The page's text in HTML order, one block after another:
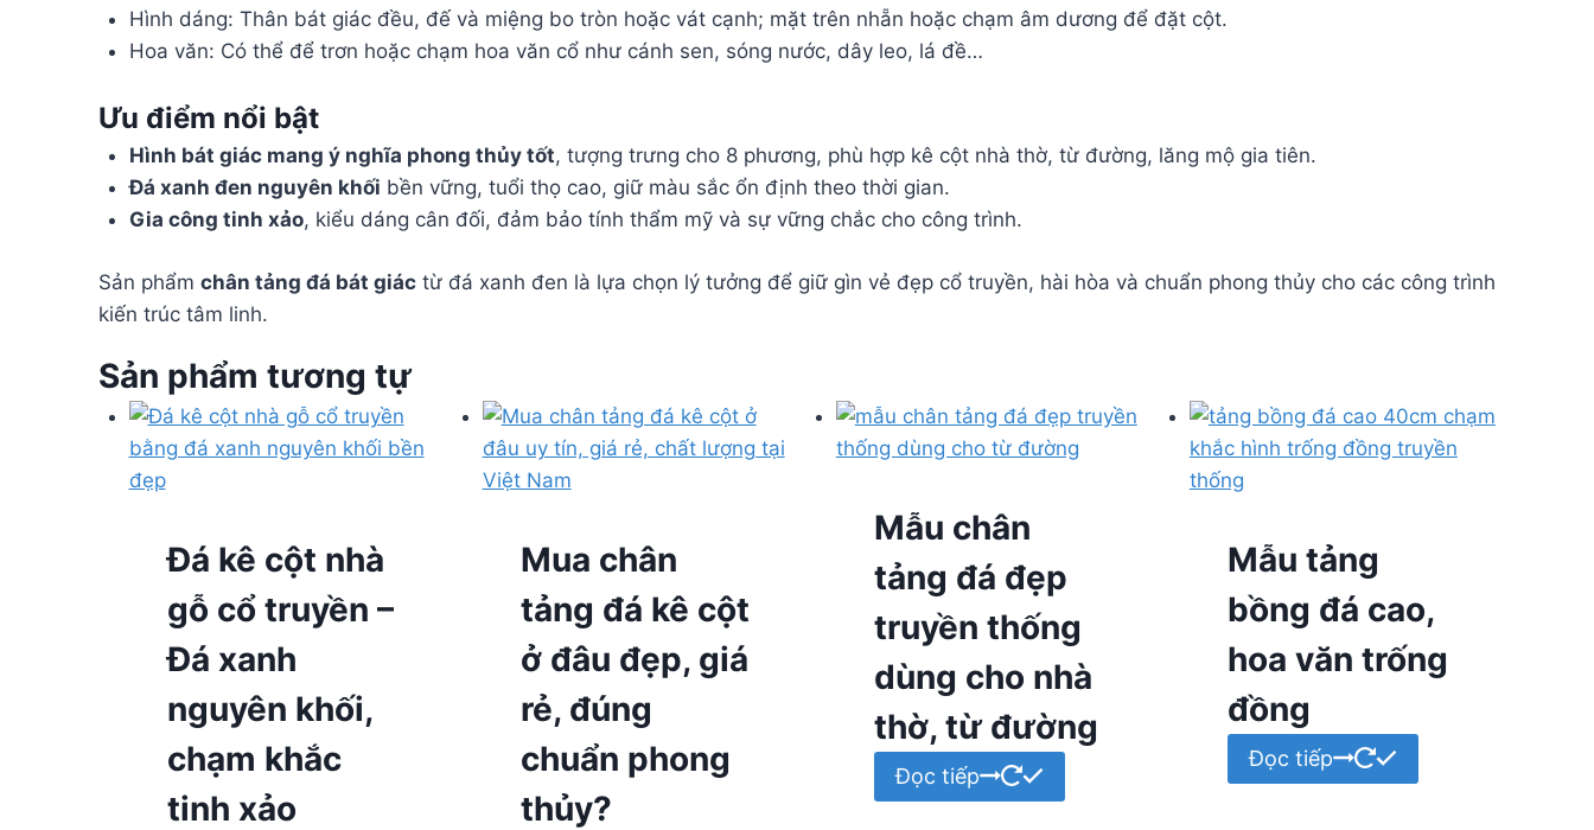
Hình dáng: Thân bát giác đều, đế và miệng bo tròn hoặc vát cạnh; mặt trên nhẵn hoặc chạm âm dương để đặt cột.
Hoa văn: Có thể để trơn hoặc chạm hoa văn cổ như cánh sen, sóng nước, dây leo, lá đề…
Ưu điểm nổi bật
Hình bát giác mang ý nghĩa phong thủy tốt, tượng trưng cho 8 phương, phù hợp kê cột nhà thờ, từ đường, lăng mộ gia tiên.
Đá xanh đen nguyên khối bền vững, tuổi thọ cao, giữ màu sắc ổn định theo thời gian.
Gia công tinh xảo, kiểu dáng cân đối, đảm bảo tính thẩm mỹ và sự vững chắc cho công trình.
Sản phẩm chân tảng đá bát giác từ đá xanh đen là lựa chọn lý tưởng để giữ gìn vẻ đẹp cổ truyền, hài hòa và chuẩn phong thủy cho các công trình
kiến trúc tâm linh.
Sản phẩm tương tự
Đá kê cột nhà
gỗ cổ truyền –
Đá xanh
nguyên khối,
chạm khắc
tinh xảo
Mua chân
tảng đá kê cột
ở đâu đẹp, giá
rẻ, đúng
chuẩn phong
thủy?
Mẫu chân
tảng đá đẹp
truyền thống
dùng cho nhà
thờ, từ đường
Đọc tiếp
Mẫu tảng
bồng đá cao,
hoa văn trống
đồng
Đọc tiếp